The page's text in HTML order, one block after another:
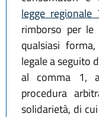
legge
rimborso per le
qualsiasi
legale a seguito
al comma 1,
procedura
solidarietà, di